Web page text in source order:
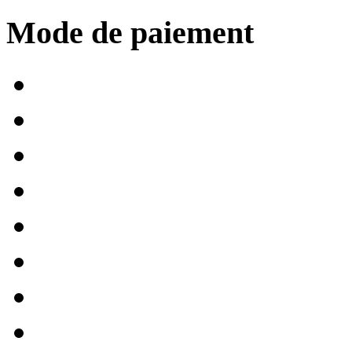
Mode de paiement